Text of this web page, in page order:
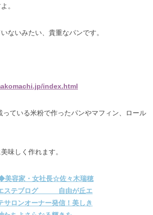
。
ないみたい、貴重なパンです。
index.html
ている米粉で作ったパンやマフィン、ロール
味しく作れます。